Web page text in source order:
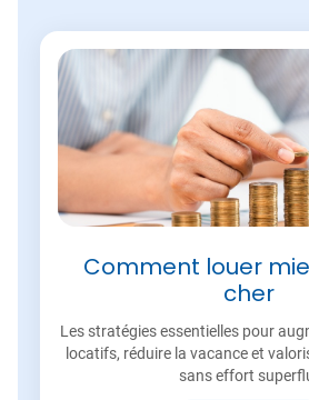
Comment louer
cher
Les stratégies essentielles pour
locatifs, réduire la vacance et
sans effort